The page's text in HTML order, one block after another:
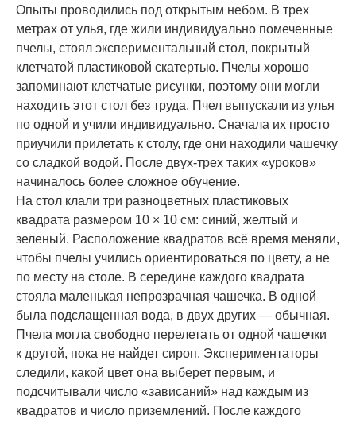
Опыты проводились под открытым небом. В трех
метрах от улья, где жили индивидуально помеченные
пчелы, стоял экспериментальный стол, покрытый
клетчатой пластиковой скатертью. Пчелы хорошо
запоминают клетчатые рисунки, поэтому они могли
находить этот стол без труда. Пчел выпускали из улья
по одной и учили индивидуально. Сначала их просто
приучили прилетать к столу, где они находили чашечку
со сладкой водой. После двух-трех таких «уроков»
начиналось более сложное обучение.
На стол клали три разноцветных пластиковых
квадрата размером 10 × 10 см: синий, желтый и
зеленый. Расположение квадратов всё время меняли,
чтобы пчелы учились ориентироваться по цвету, а не
по месту на столе. В середине каждого квадрата
стояла маленькая непрозрачная чашечка. В одной
была подслащенная вода, в двух других — обычная.
Пчела могла свободно перелетать от одной чашечки
к другой, пока не найдет сироп. Экспериментаторы
следили, какой цвет она выберет первым, и
подсчитывали число «зависаний» над каждым из
квадратов и число приземлений. После каждого